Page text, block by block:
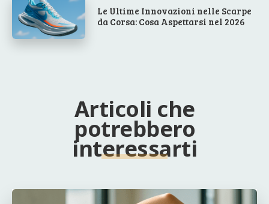
Le Ultime Innovazioni nelle Scarpe
da Corsa: Cosa Aspettarsi nel 2026
Articoli che
potrebbero
interessarti